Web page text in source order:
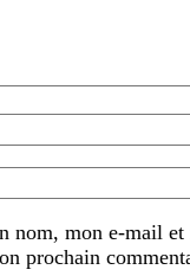
nom, mon e-mail et
prochain